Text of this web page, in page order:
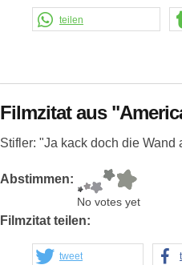
teilen
Filmzitat aus
Stifler: "Ja kack doch die
Abstimmen:
No votes yet
Filmzitat teilen:
tweet